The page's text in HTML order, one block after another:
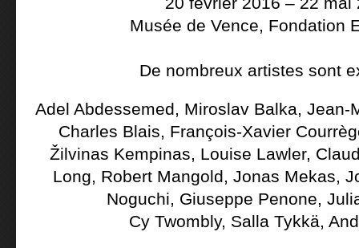
Musée de Vence, Fondation
De nombreux artistes sont
Adel Abdessemed, Miroslav Balka, Jean-
Charles Blais, François-Xavier
Žilvinas Kempinas, Louise Lawler,
Long, Robert Mangold, Jonas Mekas,
Noguchi, Giuseppe Penone,
Cy Twombly, Salla Tykkä,